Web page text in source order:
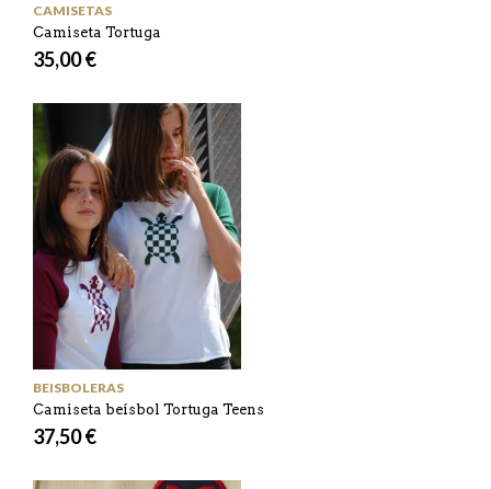
CAMISETAS
Camiseta Tortuga
35,00 €
BEISBOLERAS
Camiseta beísbol Tortuga Teens
37,50 €